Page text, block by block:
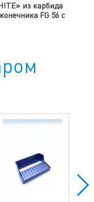
из карбида
FG 56 с